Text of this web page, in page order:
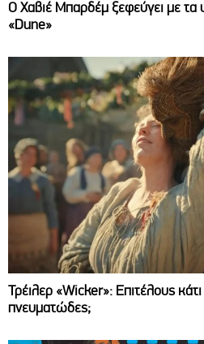
O Χαβιέ Μπαρδέμ ξεφεύγει με τα
«Dune»
Τρέιλερ «Wicker»: Επιτέλους
πνευματώδες;